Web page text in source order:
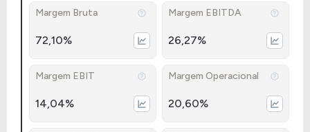
Margem Bruta
72,10%
Margem EBITDA
26,27%
Margem EBIT
14,04%
Margem Operacional
20,60%